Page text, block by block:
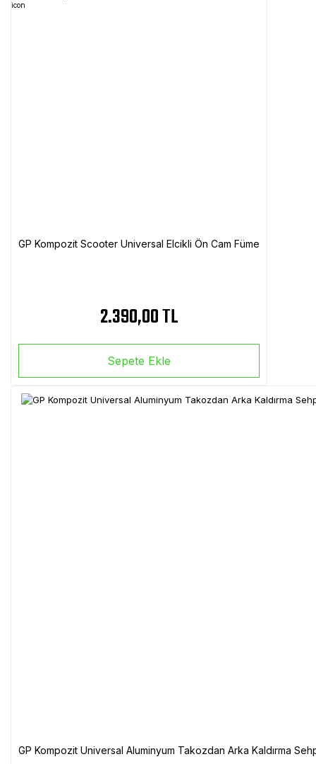
GP Kompozit Scooter Universal Elcikli Ön Cam Füme
2.390,00 TL
Sepete Ekle
GP Kompozit Universal Aluminyum Takozdan Arka Kaldırma